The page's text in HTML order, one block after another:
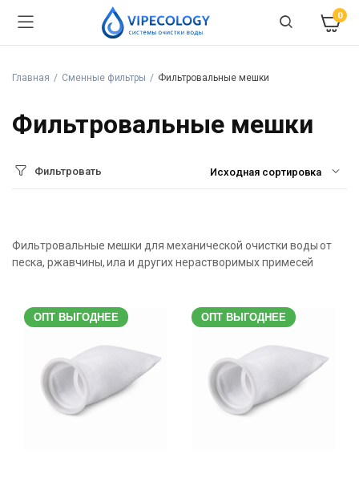
0
Главная Сменные фильтры Фильтровальные мешки
Фильтровальные мешки
Фильтровать
Фильтровальные мешки для механической очистки воды от
песка, ржавчины, ила и других нерастворимых примесей
ОПТ ВЫГОДНЕЕ ОПТ ВЫГОДНЕЕ